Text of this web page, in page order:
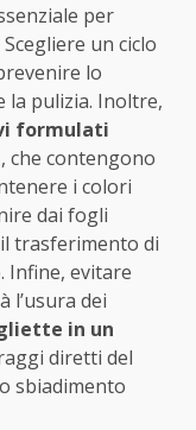
per
un ciclo
lo
la pulizia. Inoltre,
formulati
, che contengono
i colori
dai fogli
trasferimento di
Infine, evitare
dei
in un
diretti del
sbiadimento